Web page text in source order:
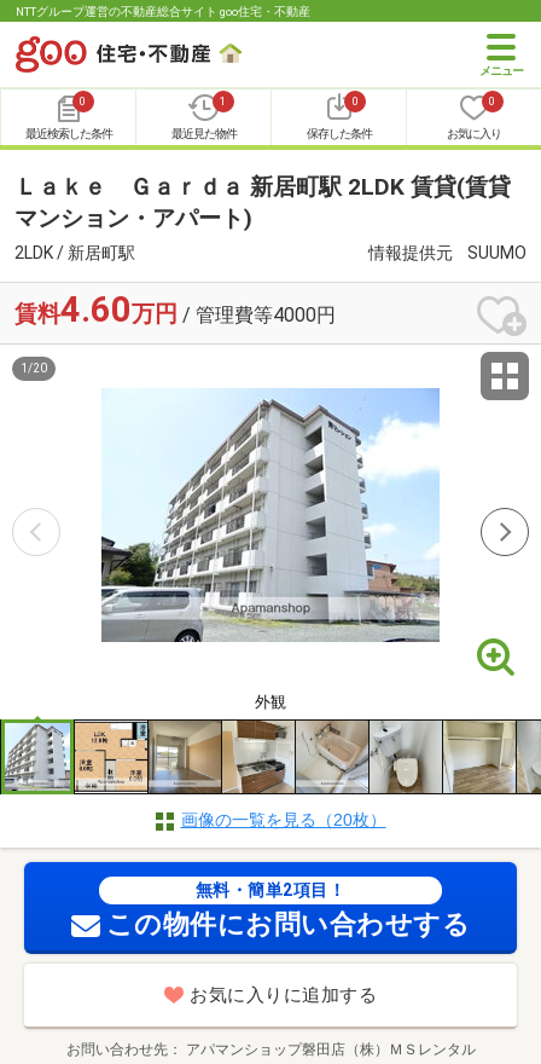
NTTグループ運営の不動産総合サイト goo住宅・不動産
0
最近検索した条件
1
最近見た物件
0
保存した条件
0
お気に入り
Ｌａｋｅ Ｇａｒｄａ 新居町駅 2LDK 賃貸(賃貸
マンション・アパート)
2LDK / 新居町駅 情報提供元 SUUMO
賃料4.60万円 / 管理費等4000円
外観
1 /20
画像の一覧を見る（20枚）
無料・簡単2項目！
この物件にお問い合わせする
お気に入りに追加する
お問い合わせ先 アパマンショップ磐田店（株）ＭＳレンタル